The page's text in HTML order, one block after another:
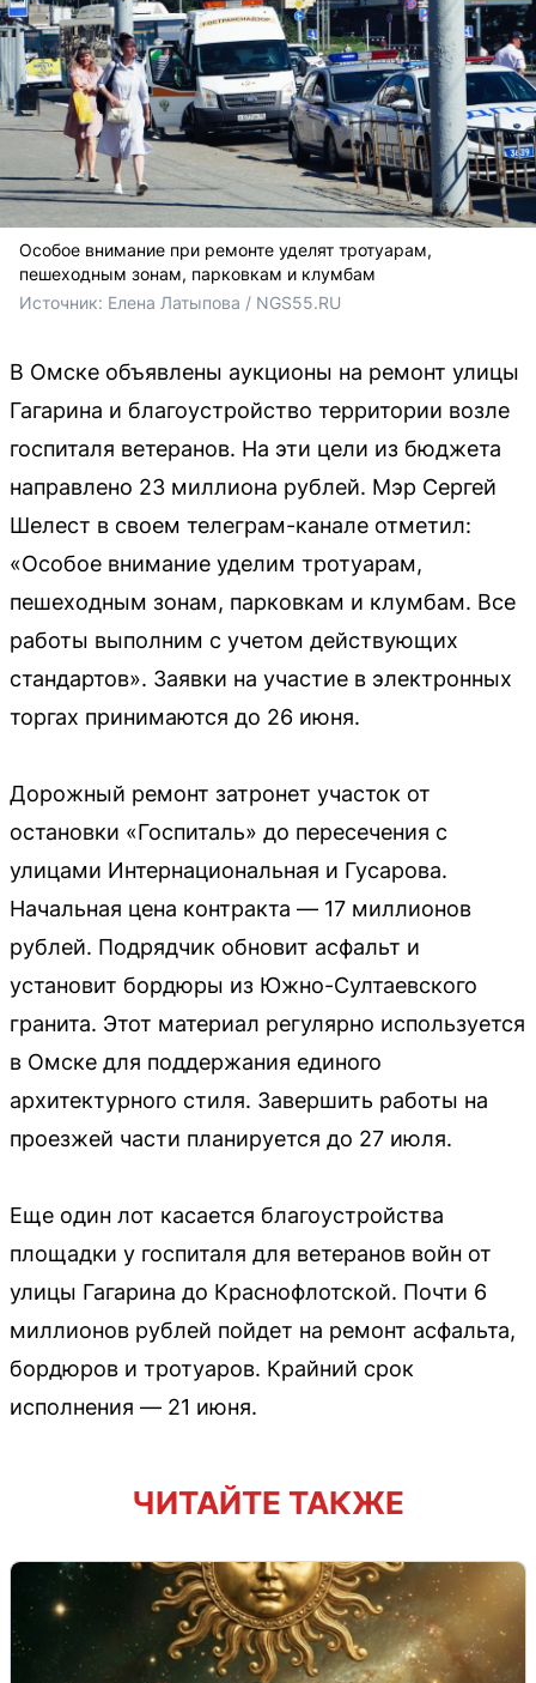
Особое внимание при ремонте уделят тротуарам,
пешеходным зонам, парковкам и клумбам
Источник: Елена Латыпова / NGS55.RU
В Омске объявлены аукционы на ремонт улицы
Гагарина и благоустройство территории возле
госпиталя ветеранов. На эти цели из бюджета
направлено 23 миллиона рублей. Мэр Сергей
Шелест в своем телеграм-канале отметил:
«Особое внимание уделим тротуарам,
пешеходным зонам, парковкам и клумбам. Все
работы выполним с учетом действующих
стандартов». Заявки на участие в электронных
торгах принимаются до 26 июня.
Дорожный ремонт затронет участок от
остановки «Госпиталь» до пересечения с
улицами Интернациональная и Гусарова.
Начальная цена контракта — 17 миллионов
рублей. Подрядчик обновит асфальт и
установит бордюры из Южно-Султаевского
гранита. Этот материал регулярно используется
в Омске для поддержания единого
архитектурного стиля. Завершить работы на
проезжей части планируется до 27 июля.
Еще один лот касается благоустройства
площадки у госпиталя для ветеранов войн от
улицы Гагарина до Краснофлотской. Почти 6
миллионов рублей пойдет на ремонт асфальта,
бордюров и тротуаров. Крайний срок
исполнения — 21 июня.
ЧИТАЙТЕ ТАКЖЕ